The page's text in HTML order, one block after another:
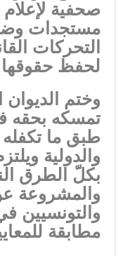
صحفية لإعلام
مستجدات
التحركات
لحفظ حقوقها
وختم
تمسكه بحقه
طبق ما تكفله
والدولية
بكلّ الطرق
والمشروعة
والتونسيين
مطابقة